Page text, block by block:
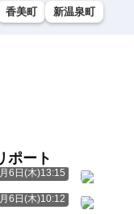
香美町 新温泉町
ポート
6日(木)13:15
6日(木)10:12